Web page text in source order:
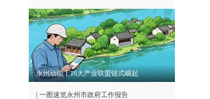
永州动能丨16大产业联盟链式崛起
| 一图速览永州市政府工作报告